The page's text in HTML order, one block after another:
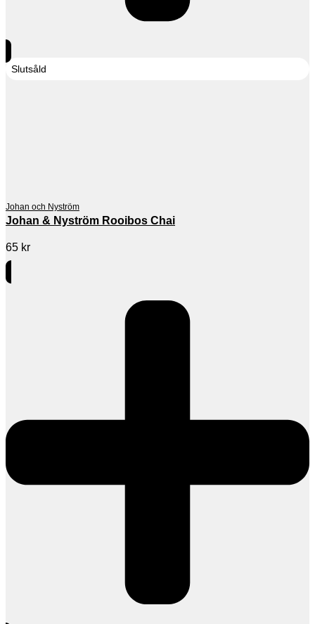
Slutsåld
Johan och Nyström
Johan & Nyström Rooibos Chai
65 kr